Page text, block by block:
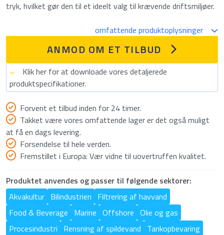
tryk, hvilket gør den til et ideelt valg til krævende driftsmiljøer.
omfattende produktoplysninger
ANMOD OM ET TILBUD
Klik her for at downloade vores detaljerede
produktspecifikationer.
Forvent et tilbud inden for 24 timer.
Takket være vores omfattende lager er det også muligt
at få en dags levering.
Forsendelse til hele verden.
Fremstillet i Europa: Vær vidne til uovertruffen kvalitet.
Produktet anvendes og passer til følgende sektorer:
Akvakultur Bilindustrien Filtrering af havvand
Food & Beverage Marine Offshore Olie og gas
Procesindustri Rensning af spildevand Tankopbevaring